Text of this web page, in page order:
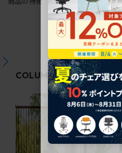
COLUMN関連コラム